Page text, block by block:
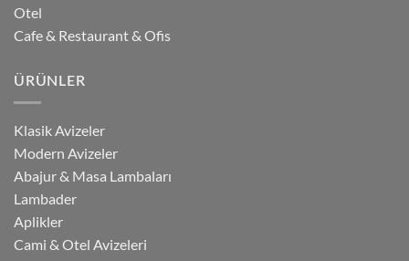
Otel
Cafe & Restaurant & Ofis
ÜRÜNLER
Klasik Avizeler
Modern Avizeler
Abajur & Masa Lambaları
Lambader
Aplikler
Cami & Otel Avizeleri